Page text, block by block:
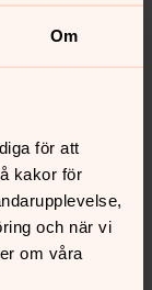
Om
för att
kakor för
och när vi
om våra
per år
pastorat. Du
bläddra i